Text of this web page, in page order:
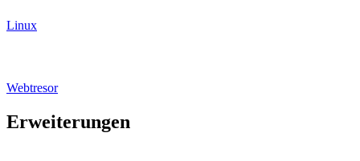
Linux
Webtresor
Erweiterungen